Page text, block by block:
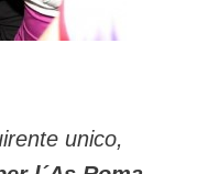
unico,